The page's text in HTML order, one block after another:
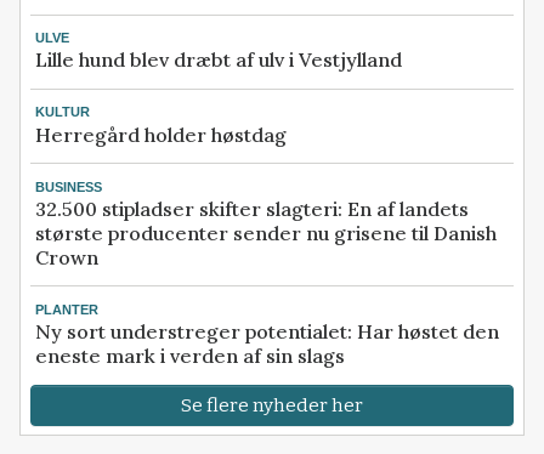
ULVE
Lille hund blev dræbt af ulv i Vestjylland
KULTUR
Herregård holder høstdag
BUSINESS
32.500 stipladser skifter slagteri: En af landets
største producenter sender nu grisene til Danish
Crown
PLANTER
Ny sort understreger potentialet: Har høstet den
eneste mark i verden af sin slags
Se flere nyheder her